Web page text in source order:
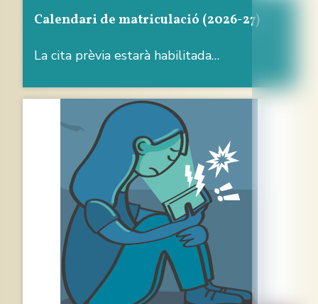
Calendari de matriculació (2026-27)
La cita prèvia estarà habilitada…